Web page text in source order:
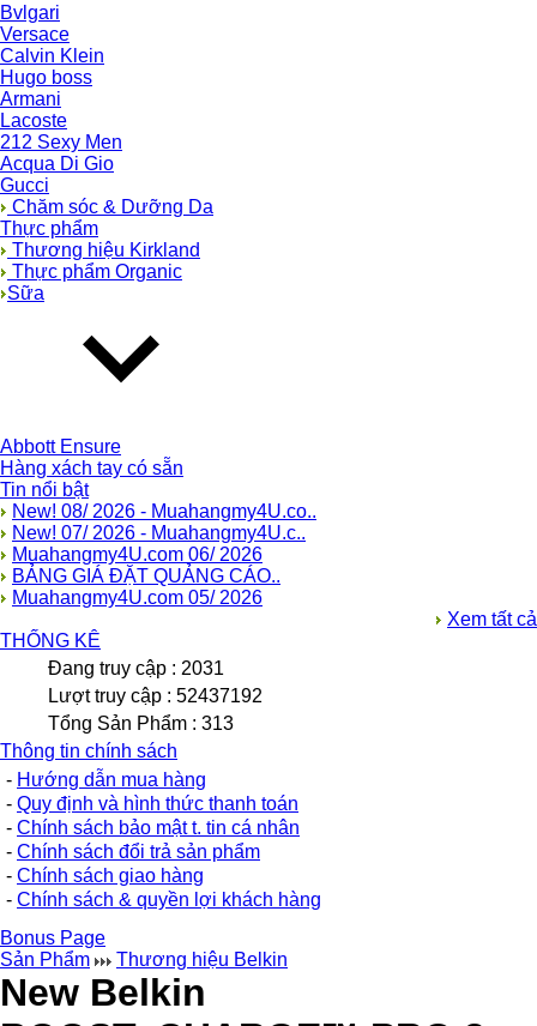
Bvlgari
Versace
Calvin Klein
Hugo boss
Armani
Lacoste
212 Sexy Men
Acqua Di Gio
Gucci
Chăm sóc & Dưỡng Da
Thực phẩm
Thương hiệu Kirkland
Thực phẩm Organic
Sữa
Abbott Ensure
Hàng xách tay có sẵn
Tin nổi bật
New! 08/ 2026 - Muahangmy4U.co..
New! 07/ 2026 - Muahangmy4U.c..
Muahangmy4U.com 06/ 2026
BẢNG GIÁ ĐẶT QUẢNG CÁO..
Muahangmy4U.com 05/ 2026
Xem tất cả
THỐNG KÊ
Đang truy cập : 2031
Lượt truy cập : 52437192
Tổng Sản Phẩm : 313
Thông tin chính sách
- Hướng dẫn mua hàng
- Quy định và hình thức thanh toán
- Chính sách bảo mật t. tin cá nhân
- Chính sách đổi trả sản phẩm
- Chính sách giao hàng
- Chính sách & quyền lợi khách hàng
Bonus Page
Sản Phẩm
Thương hiệu Belkin
New Belkin